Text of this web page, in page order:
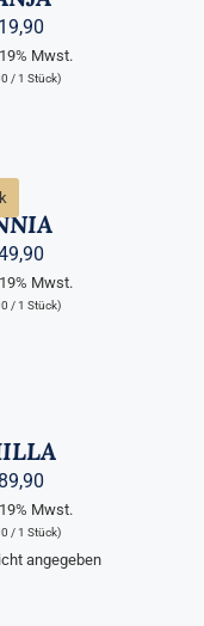
Mwst.
/ 1 Stück)
Mwst.
/ 1 Stück)
Mwst.
/ 1 Stück)
angegeben